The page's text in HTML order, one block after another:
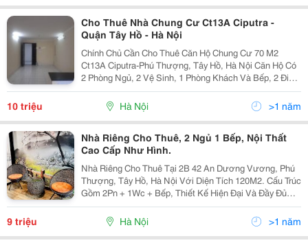
Cho Thuê Nhà Chung Cư Ct13A Ciputra -
Quận Tây Hồ - Hà Nội
Chính Chủ Cần Cho Thuê Căn Hộ Chung Cư 70 M2
Ct13A Ciputra-Phú Thượng, Tây Hồ, Hà Nội Căn Hộ Có
2 Phòng Ngủ, 2 Vệ Sinh, 1 Phòng Khách Và Bếp, 2 Điều
Hòa, Nóng Lạnh, Tủ Bếp, Rèm Cửa..., Căn Hộ, Tầng
Cao Thoáng Mát, View Ciputra, Tiện Để Ở,...
10 triệu Hà Nội >1 năm
Nhà Riêng Cho Thuê, 2 Ngủ 1 Bếp, Nội Thất
Cao Cấp Như Hình.
Nhà Riêng Cho Thuê Tại 2B 42 An Dương Vương, Phú
Thượng, Tây Hồ, Hà Nội Với Diện Tích 120M2. Cấu Trúc
Gồm 2Pn + 1Wc + Bếp, Thiết Kế Hiện Đại Và Đầy Đủ
Nội Thất. Giá Thuê 9 Triệu Vnd, Phù Hợp Cho Gia Đình
Nhỏ Hoặc Nhóm Bạn. - Nội Thất: Điều Hòa,...
9 triệu Hà Nội >1 năm